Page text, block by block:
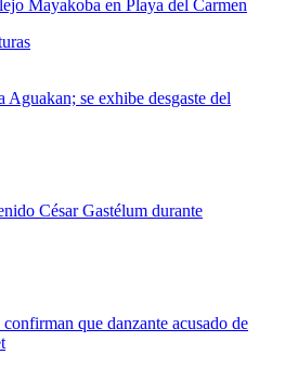
Mayakoba en Playa del Carmen
Aguakan; se exhibe desgaste del
César Gastélum durante
que danzante acusado de